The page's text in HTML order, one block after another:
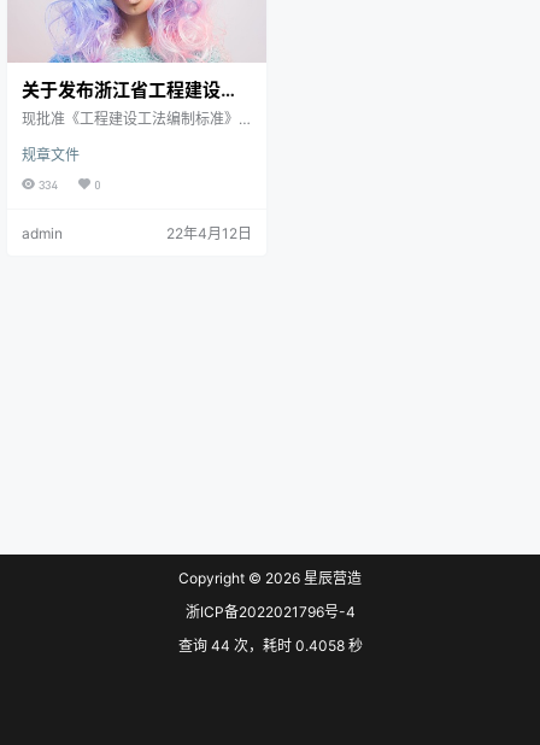
关于发布浙江省工程建设标
准《工程建设工法编制标
公告
现批准《工程建设工法编制标准》
J33/T1268-2022,自2022年6月1日
起施行。 本标准由浙江省住房和城
容的解释。并在浙江省住房和城乡
规章文件
334 0
admin 22年4月12日
Copyright © 2026 星辰营造
浙ICP备2022021796号-4
查询 44 次，耗时 0.4058 秒